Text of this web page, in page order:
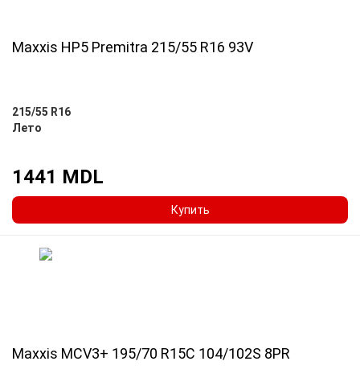
Maxxis HP5 Premitra 215/55 R16 93V
215/55 R16
Лето
1441 MDL
Купить
Maxxis MCV3+ 195/70 R15C 104/102S 8PR